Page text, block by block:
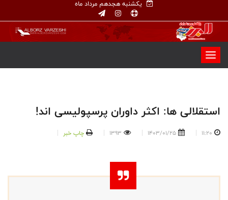
یکشنبه هجدهم مرداد ماه
استقلالی ها: اکثر داوران پرسپولیسی اند!
11:20
1403/01/25
1393 چاپ خبر